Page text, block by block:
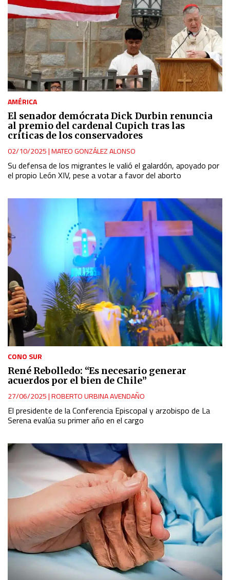
AMÉRICA
El senador demócrata Dick Durbin renuncia
al premio del cardenal Cupich tras las
críticas de los conservadores
02/10/2025|MATEO GONZÁLEZ ALONSO
Su defensa de los migrantes le valió el galardón, apoyado por
el propio León XIV, pese a votar a favor del aborto
CONO SUR
René Rebolledo: “Es necesario generar
acuerdos por el bien de Chile”
27/06/2025|ROBERTO URBINA AVENDAÑO
El presidente de la Conferencia Episcopal y arzobispo de La
Serena evalúa su primer año en el cargo
Advertising